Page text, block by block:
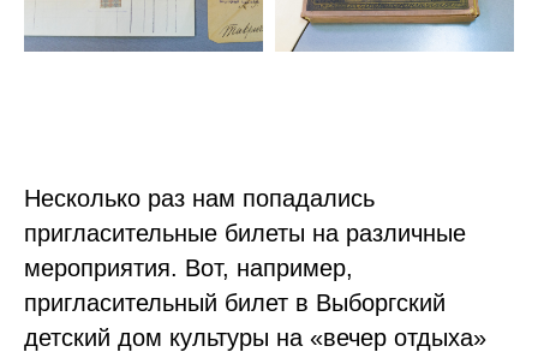
Несколько раз нам попадались
пригласительные билеты на различные
мероприятия. Вот, например,
пригласительный билет в Выборгский
детский дом культуры на «вечер отдыха»